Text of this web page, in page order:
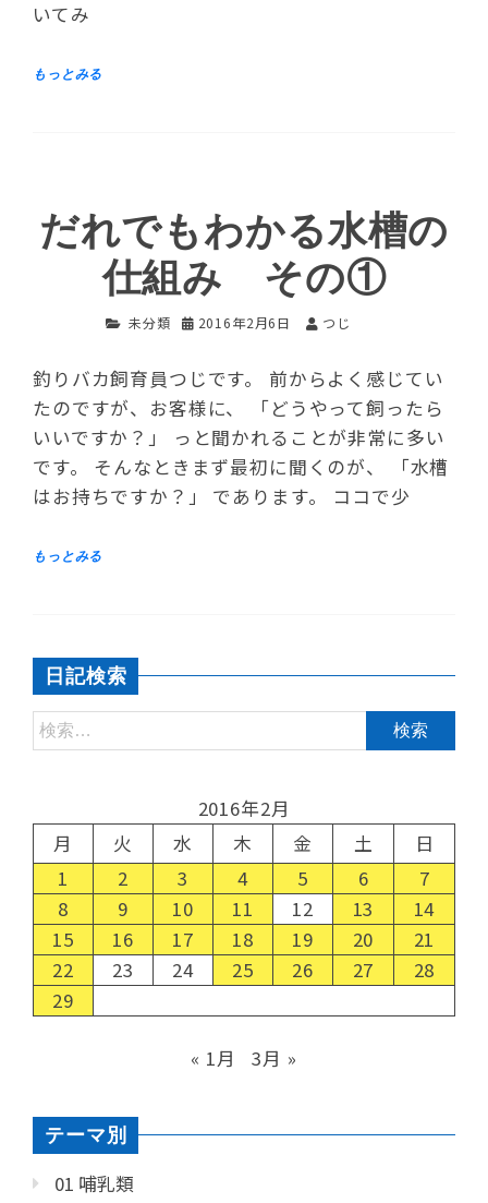
いてみ
だれでもわかる水槽の
仕組み その①
未分類 2016年2月6日 つじ
釣りバカ飼育員つじです。 前からよく感じてい
たのですが、お客様に、 「どうやって飼ったら
いいですか？」 っと聞かれることが非常に多い
です。 そんなときまず最初に聞くのが、 「水槽
はお持ちですか？」 であります。 ココで少
日記検索
2016年2月
月
火 水 木 金 土
日
1
2 3 4 5 6
7
8
9 10 11 12 13
14
15
16 17 18 19 20
21
22
23 24 25 26 27
28
29
« 1月 3月 »
テーマ別
01 哺乳類